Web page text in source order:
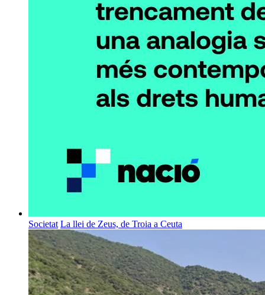
Societat La llei de Zeus, de Troia a Ceuta